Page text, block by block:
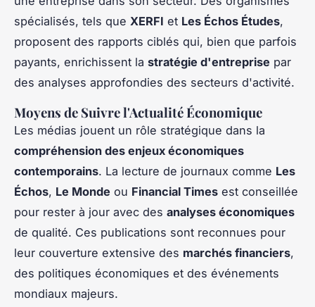
spécialisés, tels que XERFI et Les Échos Études,
proposent des rapports ciblés qui, bien que parfois
payants, enrichissent la stratégie d'entreprise par
des analyses approfondies des secteurs d'activité.
Moyens de Suivre l'Actualité Économique
Les médias jouent un rôle stratégique dans la
compréhension des enjeux économiques
contemporains. La lecture de journaux comme Les
Échos, Le Monde ou Financial Times est conseillée
pour rester à jour avec des analyses économiques
de qualité. Ces publications sont reconnues pour
leur couverture extensive des marchés financiers,
des politiques économiques et des événements
mondiaux majeurs.